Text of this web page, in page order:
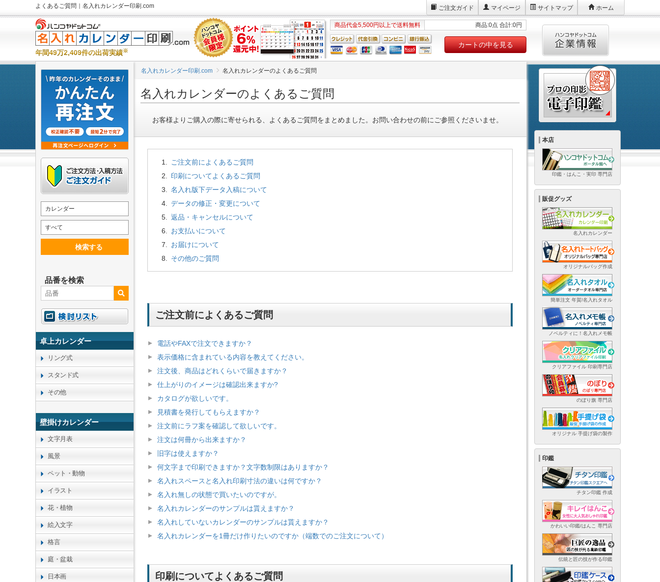
よくあるご質問｜名入れカレンダー印刷.com ご注文ガイド マイページ サイトマップ ホーム
年間49万2,409件の出荷実績※
商品代金5,500円以上で送料無料 商品:0点 合計:0円
カートの中を見る
名入れカレンダー印刷.com 名入れカレンダーのよくあるご質問
名入れカレンダーのよくあるご質問
お客様よりご購入の際に寄せられる、よくあるご質問をまとめました。お問い合わせの前にご参照くださいませ。
ご注文前によくあるご質問
印刷についてよくあるご質問
名入れ版下データ入稿について
データの修正・変更について
返品・キャンセルについて
お支払いについて
お届けについて
その他のご質問
ご注文前によくあるご質問
電話やFAXで注文できますか？
表示価格に含まれている内容を教えてください。
注文後、商品はどれくらいで届きますか？
仕上がりのイメージは確認出来ますか?
カタログが欲しいです。
見積書を発行してもらえますか？
注文前にラフ案を確認して欲しいです。
注文は何冊から出来ますか？
旧字は使えますか？
何文字まで印刷できますか？文字数制限はありますか？
名入れスペースと名入れ印刷寸法の違いは何ですか？
名入れ無しの状態で買いたいのですが。
名入れカレンダーのサンプルは貰えますか？
名入れしていないカレンダーのサンプルは貰えますか？
名入れカレンダーを1冊だけ作りたいのですか（端数でのご注文について）
印刷についてよくあるご質問
カレンダー
すべて
検索する
品番を検索
卓上カレンダー
リング式
スタンド式
その他
壁掛けカレンダー
文字月表
風景
ペット・動物
イラスト
花・植物
絵入文字
格言
庭・盆栽
日本画
本店
印鑑・はんこ・実印 専門店
販促グッズ
名入れカレンダー
オリジナルバッグ作成
簡単注文 年賀/名入れタオル
ノベルティに！名入れメモ帳
クリアファイル 印刷専門店
のぼり旗 専門店
オリジナル 手提げ袋の製作
印鑑
チタン印鑑 作成
かわいい印鑑/はんこ 専門店
伝統と匠の技が作る印鑑